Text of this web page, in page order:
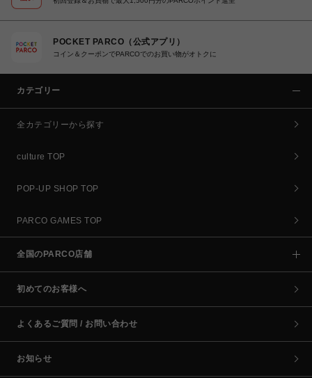
POCKET PARCO（公式アプリ）
コイン＆クーポンでPARCOでのお買い物がオトクに
カテゴリー
全カテゴリーから探す
culture TOP
POP-UP SHOP TOP
PARCO GAMES TOP
全国のPARCO店舗
初めてのお客様へ
よくあるご質問 / お問い合わせ
お知らせ